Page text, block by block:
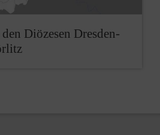
Diözesen Dresden-